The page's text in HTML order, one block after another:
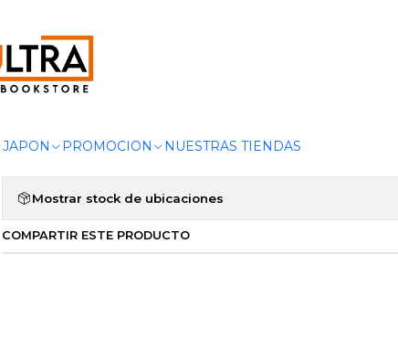
JAPON PROMOCION NUESTRAS TIENDAS
|
POCHI & KURO 03 - IVREA
Agregar a la lista de favoritos
Mostrar stock de ubicaciones
COMPARTIR ESTE PRODUCTO